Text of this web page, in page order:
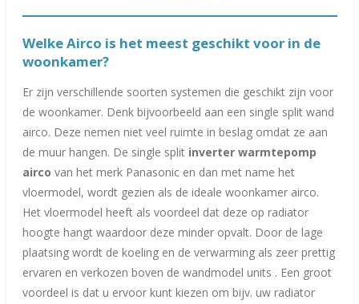
Welke Airco is het meest geschikt voor in de
woonkamer?
Er zijn verschillende soorten systemen die geschikt zijn voor
de woonkamer. Denk bijvoorbeeld aan een single split wand
airco. Deze nemen niet veel ruimte in beslag omdat ze aan
de muur hangen. De single splitinverter warmtepomp
airco van het merk Panasonic en dan met name het
vloermodel, wordt gezien als de ideale woonkamer airco.
Het vloermodel heeft als voordeel dat deze op radiator
hoogte hangt waardoor deze minder opvalt. Door de lage
plaatsing wordt de koeling en de verwarming als zeer prettig
ervaren en verkozen boven de wandmodel units . Een groot
voordeel is dat u ervoor kunt kiezen om bijv. uw radiator